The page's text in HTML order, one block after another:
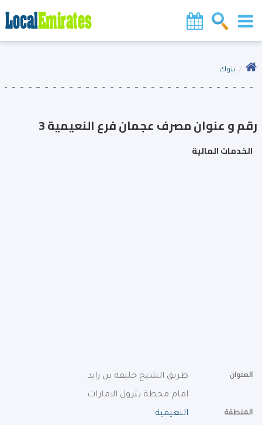
بنوك
رقم و عنوان مصرف عجمان فرع النعيمية 3
الخدمات المالية
العنوان
طريق الشيخ خليفة بن زايد
امام محطة بترول الامارات
المنطقة النعيمية